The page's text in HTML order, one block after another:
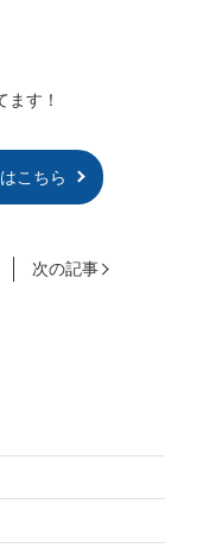
す！
こちら
次の記事